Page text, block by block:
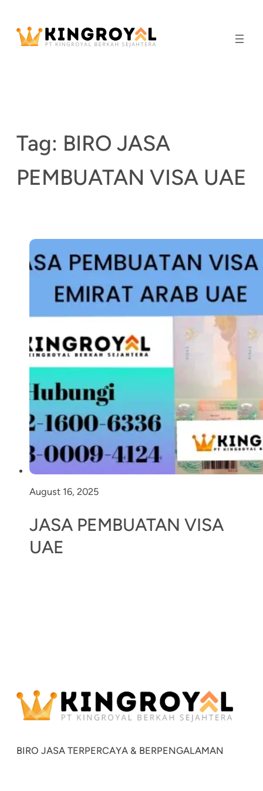
content
Tag: BIRO JASA
PEMBUATAN VISA UAE
August 16, 2025
JASA PEMBUATAN VISA
UAE
BIRO JASA TERPERCAYA & BERPENGALAMAN